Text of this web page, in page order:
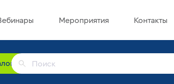
Мероприятия Контакты